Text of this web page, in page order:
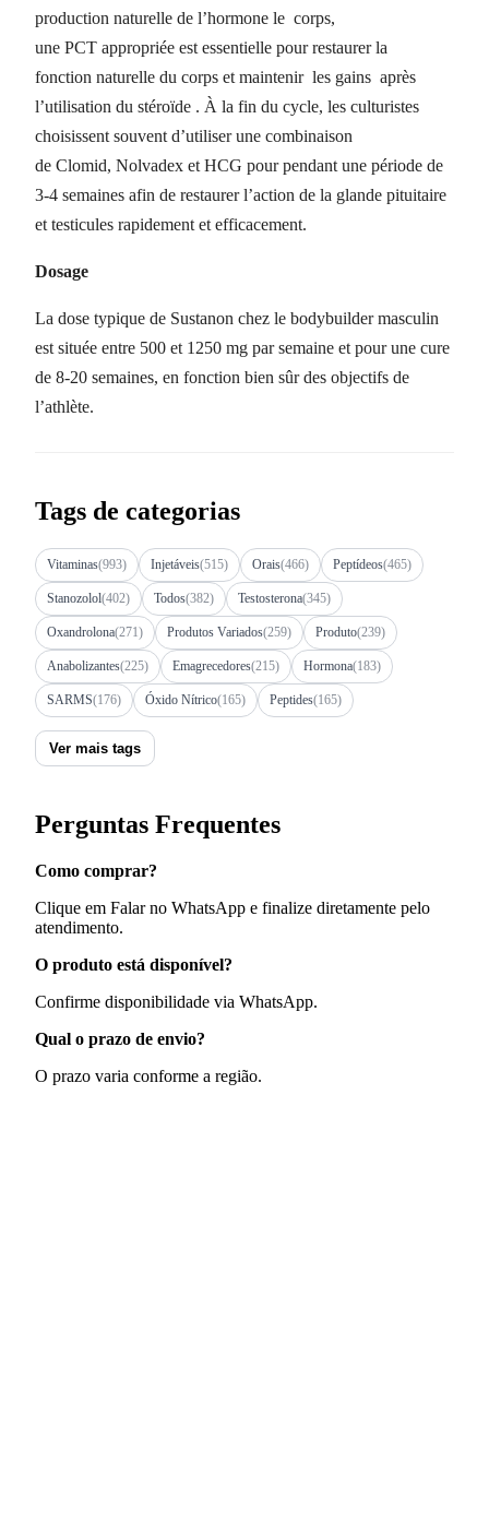
production naturelle de l’hormone le corps,
une PCT appropriée est essentielle pour restaurer la
fonction naturelle du corps et maintenir les gains après
l’utilisation du stéroïde . À la fin du cycle, les culturistes
choisissent souvent d’utiliser une combinaison
de Clomid, Nolvadex et HCG pour pendant une période de
3-4 semaines afin de restaurer l’action de la glande pituitaire
et testicules rapidement et efficacement.
Dosage
La dose typique de Sustanon chez le bodybuildermasculin
est située entre 500 et 1250 mg parsemaine et pour une cure
de 8-20 semaines, en fonction bien sûr des objectifs de
l’athlète.
Tags de categorias
Vitaminas(993) Injetáveis(515) Orais(466) Peptídeos(465)
Stanozolol(402) Todos(382) Testosterona(345)
Oxandrolona(271) Produtos Variados(259) Produto(239)
Anabolizantes(225) Emagrecedores(215) Hormona(183)
SARMS(176) Óxido Nítrico(165) Peptides(165)
Ver mais tags
Perguntas Frequentes
Como comprar?
Clique em Falar no WhatsApp e finalize diretamente pelo
atendimento.
O produto está disponível?
Confirme disponibilidade via WhatsApp.
Qual o prazo de envio?
O prazo varia conforme a região.